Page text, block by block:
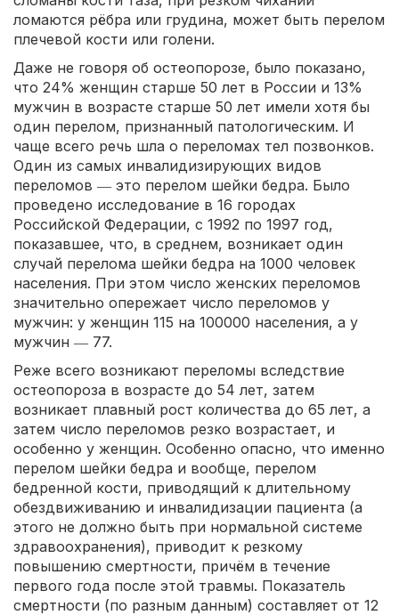
ломаются рёбра или грудина, может быть перелом
плечевой кости или голени.
Даже не говоря об остеопорозе, было показано,
что 24% женщин старше 50 лет в России и 13%
мужчин в возрасте старше 50 лет имели хотя бы
один перелом, признанный патологическим. И
чаще всего речь шла о переломах тел позвонков.
Один из самых инвалидизирующих видов
переломов ― это перелом шейки бедра. Было
проведено исследование в 16 городах
Российской Федерации, с 1992 по 1997 год,
показавшее, что, в среднем, возникает один
случай перелома шейки бедра на 1000 человек
населения. При этом число женских переломов
значительно опережает число переломов у
мужчин: у женщин 115 на 100000 населения, а у
мужчин ― 77.
Реже всего возникают переломы вследствие
остеопороза в возрасте до 54 лет, затем
возникает плавный рост количества до 65 лет, а
затем число переломов резко возрастает, и
особенно у женщин. Особенно опасно, что именно
перелом шейки бедра и вообще, перелом
бедренной кости, приводящий к длительному
обездвиживанию и инвалидизации пациента (а
этого не должно быть при нормальной системе
здравоохранения), приводит к резкому
повышению смертности, причём в течение
первого года после этой травмы. Показатель
смертности (по разным данным) составляет от 12